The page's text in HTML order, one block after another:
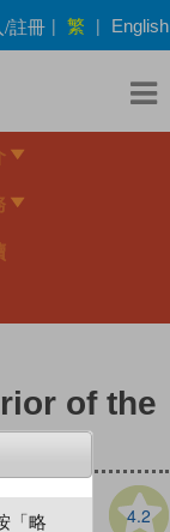
註冊 | 繁 | English
of the
4.2
「略